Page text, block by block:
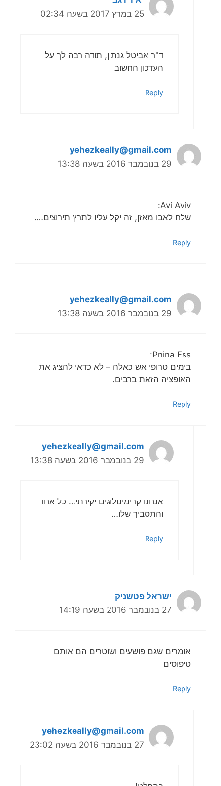
25 במרץ 2017 בשעה 02:34
ד"ר אביטל גנתון, תודה רבה לך על
העדכון החשוב
Reply
yehezkeally@gmail.com
29 בנובמבר 2016 בשעה 13:38
Avi Aviv:
שלח לאבו מאזן, זה יקל עליו לתרץ תירוצים….
Reply
yehezkeally@gmail.com
29 בנובמבר 2016 בשעה 13:38
Pnina Fss:
בימים טרופי אש כאלה – לא כדאי להציג את
האופציה הזאת ברבים.
Reply
yehezkeally@gmail.com
29 בנובמבר 2016 בשעה 13:38
אנחנו קרימינולוגים יקירתי… כל אחד
והתסביך שלו…
Reply
ישראל פטשניק
27 בנובמבר 2016 בשעה 14:19
אומרים שגם פושעים ושוטרים הם אותם
טיפוסים
Reply
yehezkeally@gmail.com
27 בנובמבר 2016 בשעה 23:02